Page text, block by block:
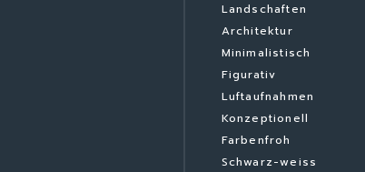
Landschaften
Architektur
Minimalistisch
Figurativ
Luftaufnahmen
Konzeptionell
Farbenfroh
Schwarz-weiss